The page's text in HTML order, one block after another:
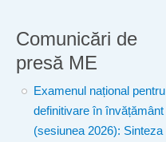
Comunicări de
presă ME
Examenul național pentru
definitivare în învățământ
(sesiunea 2026): Sinteza